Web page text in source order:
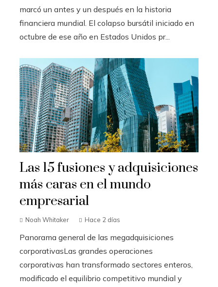
marcó un antes y un después en la historia
financiera mundial. El colapso bursátil iniciado en
octubre de ese año en Estados Unidos pr...
Las 15 fusiones y adquisiciones
más caras en el mundo
empresarial
Noah Whitaker Hace 2 días
Panorama general de las megadquisiciones
corporativasLas grandes operaciones
corporativas han transformado sectores enteros,
modificado el equilibrio competitivo mundial y